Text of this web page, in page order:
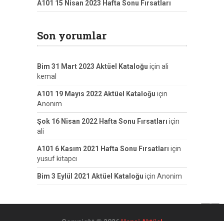
A101 15 Nisan 2023 Hafta Sonu Fırsatları
Son yorumlar
Bim 31 Mart 2023 Aktüel Kataloğu için ali
kemal
A101 19 Mayıs 2022 Aktüel Kataloğu için
Anonim
Şok 16 Nisan 2022 Hafta Sonu Fırsatları için
ali
A101 6 Kasım 2021 Hafta Sonu Fırsatları için
yusuf kitapcı
Bim 3 Eylül 2021 Aktüel Kataloğu için Anonim